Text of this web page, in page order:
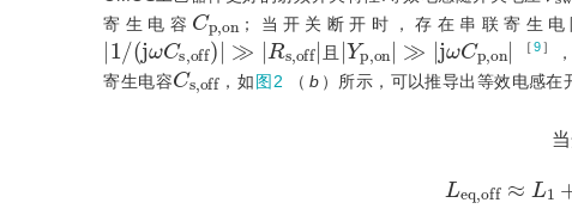
寄生电容
Cp ,on
；当开关断开时，存在串联寄生电
1/ jω Cs, of f≫R s,off
且
Yp ,o n ≫j ωCp,o n ［9］
寄生电容
Cs,of f
，如图2 （ b ）所示，可以推导出等效电感在
≈